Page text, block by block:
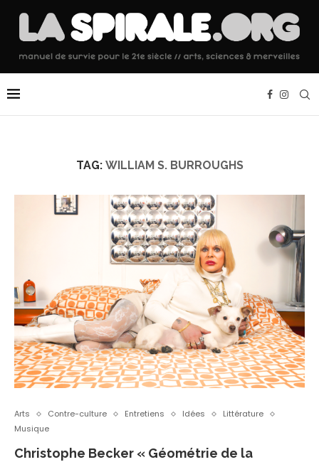
TAG: WILLIAM S. BURROUGHS
Arts Contre-culture Entretiens Idées
Littérature
Musique
Christophe Becker « Géométrie de la